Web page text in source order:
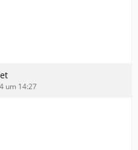
um 14:27